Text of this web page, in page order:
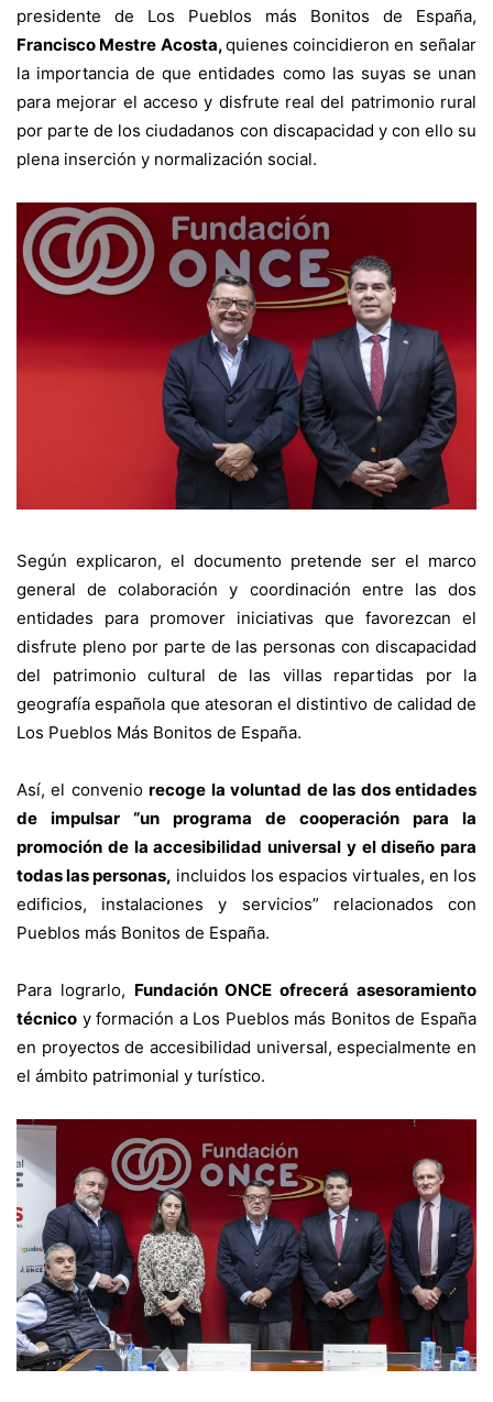
presidente de Los Pueblos más Bonitos de España,
Francisco Mestre Acosta,quienes coincidieron en señalar
la importancia de que entidades como las suyas se unan
para mejorar el acceso y disfrute real del patrimonio rural
por parte de los ciudadanos con discapacidad y con ello su
plena inserción y normalización social.
Según explicaron, el documento pretende ser el marco
general de colaboración y coordinación entre las dos
entidades para promover iniciativas que favorezcan el
disfrute pleno por parte de las personas con discapacidad
del patrimonio cultural de las villas repartidas por la
geografía española que atesoran el distintivo de calidad de
Los Pueblos Más Bonitos de España.
Así, el conveniorecoge la voluntad de las dos entidades
de impulsar “un programa de cooperación para la
promoción de la accesibilidad universal y el diseño para
todas las personas, incluidos los espacios virtuales, en los
edificios, instalaciones y servicios” relacionados con
Pueblos más Bonitos de España.
Para lograrlo, Fundación ONCE ofrecerá asesoramiento
técnico y formación a Los Pueblos más Bonitos de España
en proyectos de accesibilidad universal, especialmente en
el ámbito patrimonial y turístico.